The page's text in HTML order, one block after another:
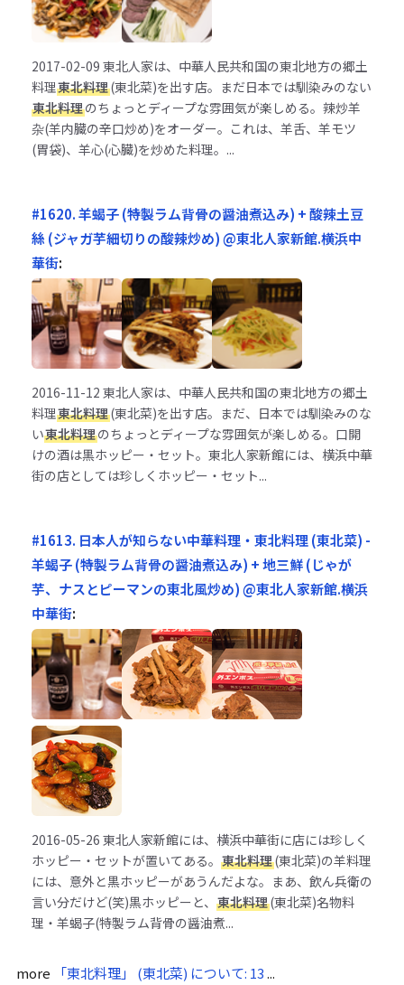
2017-02-09 東北人家は、中華人民共和国の東北地方の郷土
料理東北料理(東北菜)を出す店。まだ日本では馴染みのない
東北料理のちょっとディープな雰囲気が楽しめる。辣炒羊
杂(羊内臓の辛口炒め)をオーダー。これは、羊舌、羊モツ
(胃袋)、羊心(心臓)を炒めた料理。...
#1620. 羊蝎子 (特製ラム背骨の醤油煮込み) + 酸辣土豆
絲 (ジャガ芋細切りの酸辣炒め) @東北人家新館.横浜中
華街:
2016-11-12 東北人家は、中華人民共和国の東北地方の郷土
料理東北料理(東北菜)を出す店。まだ、日本では馴染みのな
い東北料理のちょっとディープな雰囲気が楽しめる。口開
けの酒は黒ホッピー・セット。東北人家新館には、横浜中華
街の店としては珍しくホッピー・セット...
#1613. 日本人が知らない中華料理・東北料理 (東北菜) -
羊蝎子 (特製ラム背骨の醤油煮込み) + 地三鮮 (じゃが
芋、ナスとピーマンの東北風炒め) @東北人家新館.横浜
中華街:
2016-05-26 東北人家新館には、横浜中華街に店には珍しく
ホッピー・セットが置いてある。 東北料理(東北菜)の羊料理
には、意外と黒ホッピーがあうんだよな。まあ、飲ん兵衛の
言い分だけど(笑)黒ホッピーと、 東北料理(東北菜)名物料
理・羊蝎子(特製ラム背骨の醤油煮...
more 「東北料理」 (東北菜) について: 13...